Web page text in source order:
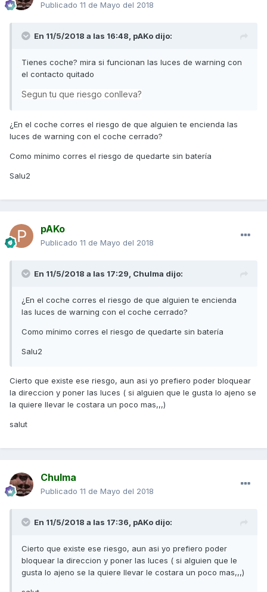
Publicado 11 de Mayo del 2018
En 11/5/2018 a las 16:48, pAKo dijo:
Tienes coche? mira si funcionan las luces de warning con
el contacto quitado
Segun tu que riesgo conlleva?
¿En el coche corres el riesgo de que alguien te encienda las
luces de warning con el coche cerrado?
Como mínimo corres el riesgo de quedarte sin batería
Salu2
pAKo
Publicado 11 de Mayo del 2018
En 11/5/2018 a las 17:29, Chulma dijo:
¿En el coche corres el riesgo de que alguien te encienda
las luces de warning con el coche cerrado?
Como mínimo corres el riesgo de quedarte sin batería
Salu2
Cierto que existe ese riesgo, aun asi yo prefiero poder bloquear
la direccion y poner las luces ( si alguien que le gusta lo ajeno se
la quiere llevar le costara un poco mas,,,)
salut
Chulma
Publicado 11 de Mayo del 2018
En 11/5/2018 a las 17:36, pAKo dijo:
Cierto que existe ese riesgo, aun asi yo prefiero poder
bloquear la direccion y poner las luces ( si alguien que le
gusta lo ajeno se la quiere llevar le costara un poco mas,,,)